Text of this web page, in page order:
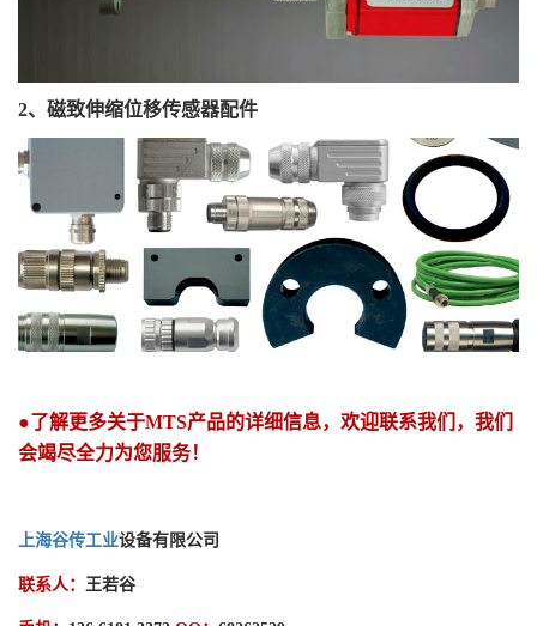
2、磁致伸缩位移传感器配件
●了解更多关于MTS产品的详细信息，欢迎联系我们，我们
会竭尽全力为您服务！
上海谷传工业设备有限公司
联系人： 王若谷